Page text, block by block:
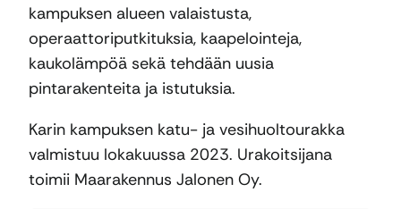
kampuksen alueen valaistusta,
operaattoriputkituksia, kaapelointeja,
kaukolämpöä sekä tehdään uusia
pintarakenteita ja istutuksia.
Karin kampuksen katu- ja vesihuoltourakka
valmistuu lokakuussa 2023. Urakoitsijana
toimii Maarakennus Jalonen Oy.